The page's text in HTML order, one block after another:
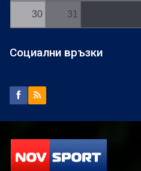
30 31
Социални връзки